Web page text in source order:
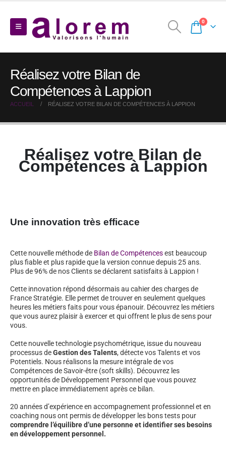
0
Réalisez votre Bilan de
Compétences à Lappion
ACCUEIL RÉALISEZ VOTRE BILAN DE COMPÉTENCES À LAPPION
Réalisez votre Bilan de
Compétences à Lappion
Une innovation très efficace
Cette nouvelle méthode de Bilan de Compétencesest beaucoup
plus fiable et plus rapide que la version connue depuis 25 ans.
Plus de 96% de nos Clients se déclarent satisfaits à Lappion !
Cette innovation répond désormais au cahier des charges de
France Stratégie. Elle permet de trouver en seulement quelques
heures les métiers faits pour vous épanouir. Découvrez les métiers
que vous aurez plaisir à exercer et qui offrent le plus de sens pour
vous.
Cette nouvelle technologie psychométrique, issue du nouveau
processus deGestion des Talents, détecte vos Talents et vos
Potentiels. Nous réalisons la mesure intégrale de vos
Compétences de Savoir-être (soft skills). Découvrez les
opportunités de Développement Personnel que vous pouvez
mettre en place immédiatement après ce bilan.
20 années d’expérience en accompagnement professionnel et en
coaching nous ont permis de développer les bons tests pour
comprendre l’équilibre d’une personne et identifier ses besoins
en développement personnel.